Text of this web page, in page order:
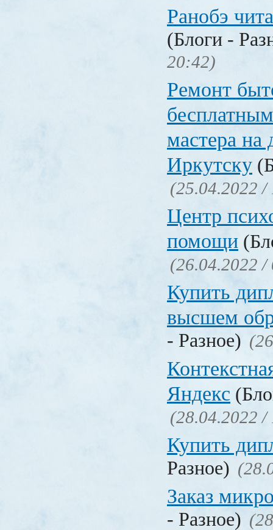
Ранобэ
(Блоги -
20:42)
Ремонт
мастера на
Иркутску
(25.04.2022 /
Центр
помощи
(26.04.2022 /
Купить
высшем
- Разное)
Яндекс
(28.04.2022 /
Купить
Разное)
Заказ
- Разное)